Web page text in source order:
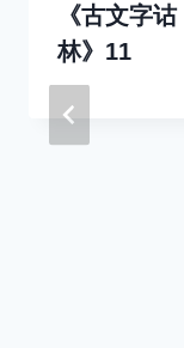
《古文字诂
林》11